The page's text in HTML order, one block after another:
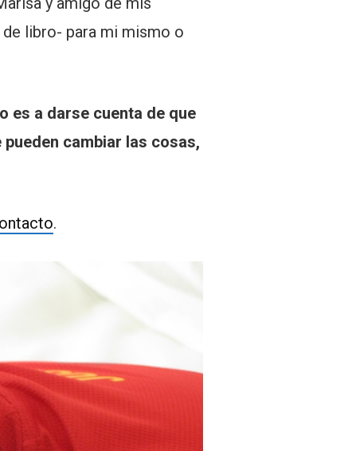
libro- para mi mismo o
es a darse cuenta de que
cambiar las cosas,
.